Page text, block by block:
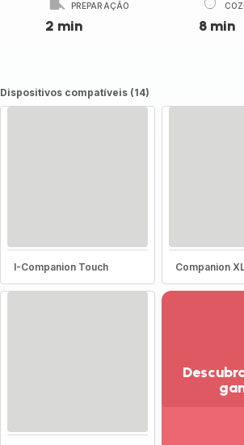
PREPARAÇÃO
2 min 8 min
Dispositivos compatíveis (14)
I-Companion Touch Companion